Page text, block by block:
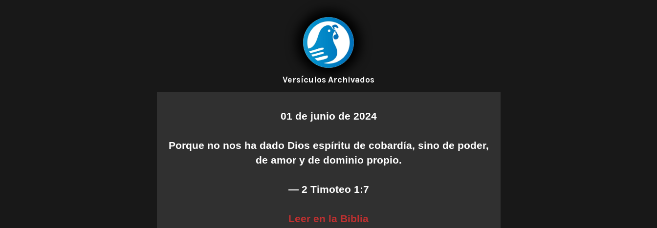
Versículos Archivados
01 de junio de 2024
Porque no nos ha dado Dios espíritu de cobardía, sino de poder,
de amor y de dominio propio.
— 2 Timoteo 1:7
Leer en la Biblia